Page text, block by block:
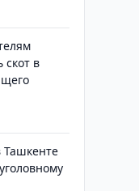
в
Ташкенте